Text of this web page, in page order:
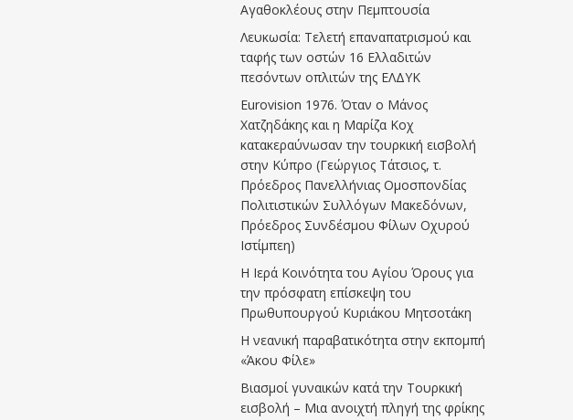
Αγαθοκλέους στην Πεμπτουσία
Λευκωσία: Τελετή επαναπατρισμού και
ταφής των οστών 16 Ελλαδιτών
πεσόντων οπλιτών της ΕΛΔΥΚ
Eurovision 1976. Όταν ο Μάνος
Χατζηδάκης και η Μαρίζα Κοχ
κατακεραύνωσαν την τουρκική εισβολή
στην Κύπρο (Γεώργιος Τάτσιος, τ.
Πρόεδρος Πανελλήνιας Ομοσπονδίας
Πολιτιστικών Συλλόγων Μακεδόνων,
Πρόεδρος Συνδέσμου Φίλων Οχυρού
Ιστίμπεη)
Η Ιερά Κοινότητα του Αγίου Όρους για
την πρόσφατη επίσκεψη του
Πρωθυπουργού Κυριάκου Μητσοτάκη
Η νεανική παραβατικότητα στην εκπομπή
«Άκου Φίλε»
Βιασμοί γυναικών κατά την Τουρκική
εισβολή – Μια ανοιχτή πληγή της φρίκης